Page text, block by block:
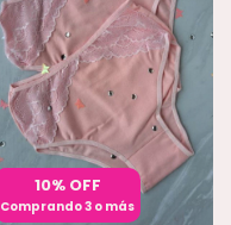
10% OFF
Comprando 3 o más